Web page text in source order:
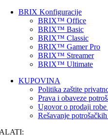
BRIX Konfiguracije
BRIX™ Office
BRIX™ Basic
BRIX™ Classic
BRIX™ Gamer Pro
BRIX™ Streamer
BRIX™ Ultimate
KUPOVINA
Politika zaštite
Prava i obaveze
Ugovor o prodaji robe
Rešavanje